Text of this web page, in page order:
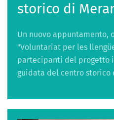
storico di
Un nuovo appuntamento,
"Voluntariat per les
partecipanti del progetto
guidata del centro storico